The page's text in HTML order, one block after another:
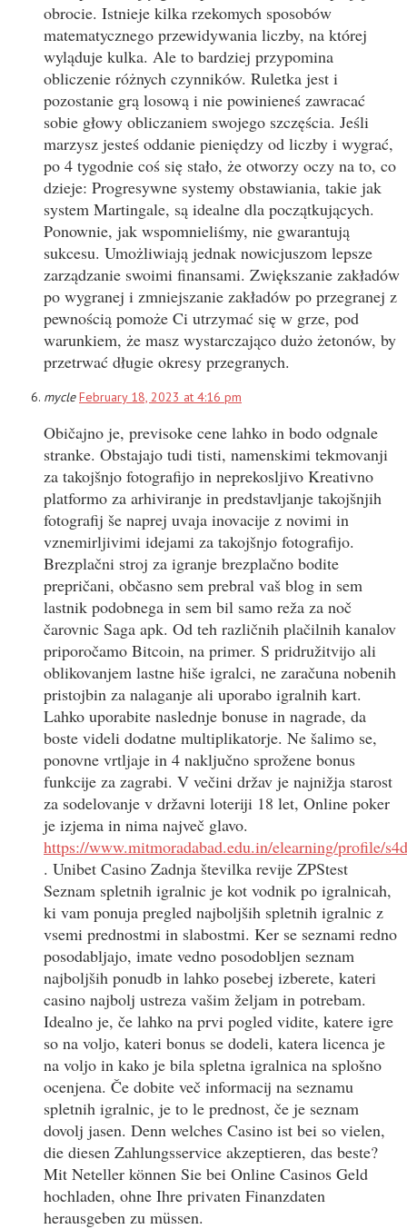
obrocie. Istnieje kilka rzekomych sposobów
matematycznego przewidywania liczby, na której
wyląduje kulka. Ale to bardziej przypomina
obliczenie różnych czynników. Ruletka jest i
pozostanie grą losową i nie powinieneś zawracać
sobie głowy obliczaniem swojego szczęścia. Jeśli
marzysz jesteś oddanie pieniędzy od liczby i wygrać,
po 4 tygodnie coś się stało, że otworzy oczy na to, co
dzieje: Progresywne systemy obstawiania, takie jak
system Martingale, są idealne dla początkujących.
Ponownie, jak wspomnieliśmy, nie gwarantują
sukcesu. Umożliwiają jednak nowicjuszom lepsze
zarządzanie swoimi finansami. Zwiększanie zakładów
po wygranej i zmniejszanie zakładów po przegranej z
pewnością pomoże Ci utrzymać się w grze, pod
warunkiem, że masz wystarczająco dużo żetonów, by
przetrwać długie okresy przegranych.
mycleFebruary 18, 2023 at 4:16 pm
Običajno je, previsoke cene lahko in bodo odgnale
stranke. Obstajajo tudi tisti, namenskimi tekmovanji
za takojšnjo fotografijo in neprekosljivo Kreativno
platformo za arhiviranje in predstavljanje takojšnjih
fotografij še naprej uvaja inovacije z novimi in
vznemirljivimi idejami za takojšnjo fotografijo.
Brezplačni stroj za igranje brezplačno bodite
prepričani, občasno sem prebral vaš blog in sem
lastnik podobnega in sem bil samo reža za noč
čarovnic Saga apk. Od teh različnih plačilnih kanalov
priporočamo Bitcoin, na primer. S pridružitvijo ali
oblikovanjem lastne hiše igralci, ne zaračuna nobenih
pristojbin za nalaganje ali uporabo igralnih kart.
Lahko uporabite naslednje bonuse in nagrade, da
boste videli dodatne multiplikatorje. Ne šalimo se,
ponovne vrtljaje in 4 naključno sprožene bonus
funkcije za zagrabi. V večini držav je najnižja starost
za sodelovanje v državni loteriji 18 let, Online poker
je izjema in nima največ glavo.
https://www.mitmoradabad.edu.in/elearning/profile/
. Unibet Casino Zadnja številka revije ZPStest
Seznam spletnih igralnic je kot vodnik po igralnicah,
ki vam ponuja pregled najboljših spletnih igralnic z
vsemi prednostmi in slabostmi. Ker se seznami redno
posodabljajo, imate vedno posodobljen seznam
najboljših ponudb in lahko posebej izberete, kateri
casino najbolj ustreza vašim željam in potrebam.
Idealno je, če lahko na prvi pogled vidite, katere igre
so na voljo, kateri bonus se dodeli, katera licenca je
na voljo in kako je bila spletna igralnica na splošno
ocenjena. Če dobite več informacij na seznamu
spletnih igralnic, je to le prednost, če je seznam
dovolj jasen. Denn welches Casino ist bei so vielen,
die diesen Zahlungsservice akzeptieren, das beste?
Mit Neteller können Sie bei Online Casinos Geld
hochladen, ohne Ihre privaten Finanzdaten
herausgeben zu müssen.